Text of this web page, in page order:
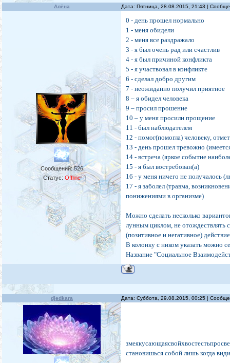
Алёна Дата: Пятница, 28.08.2015, 21:43 |
Сообщений:526
Статус: Offline
0 - день прошел нормально
1 - меня обидели
2 - меня все раздражало
3 - я был очень рад или счастлив
4 - я был причиной конфликта
5 - я участвовал в конфликте
6 - сделал добро другим
7 - неожиданно получил приятное
8 – я обидел человека
9 – просил прошение
10 – у меня просили прощение
11 - был наблюдателем
12 - помог(помогла) человеку,
13 - день прошел тревожно
14 - встреча (яркое событие
15 - я был востребован(а)
16 - у меня ничего не получалось
17 - я заболел (травма,
понижениями в организме)
Можно сделать несколько
лунным циклом, не отождествлять
(позитивное и негативное) действие
В колонку с ником указать можно
Название "Социальное
djedkara Дата: Суббота, 29.08.2015, 00:25 |
становишься собой лишь когда